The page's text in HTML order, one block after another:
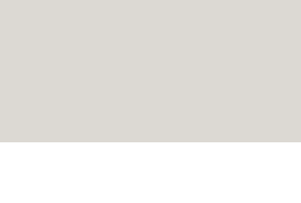
薩爾瓦